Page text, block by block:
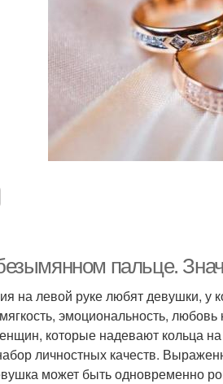
пальце.
на левой руке любят девушки,
эмоциональность,
которые надевают кольца
личностных качеств.
может быть одновременно